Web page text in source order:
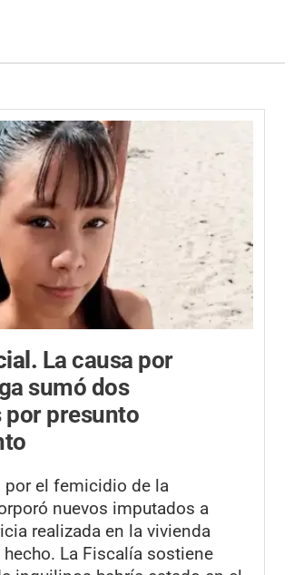
La causa por
sumó dos
presunto
por el femicidio de la
nuevos imputados a
realizada en la vivienda
La Fiscalía sostiene